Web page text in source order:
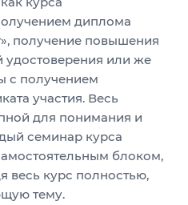
диплома
получение повышения
удостоверения или же
с получением
участия. Весь
для понимания и
семинар курса
блоком,
весь курс полностью,
тему.